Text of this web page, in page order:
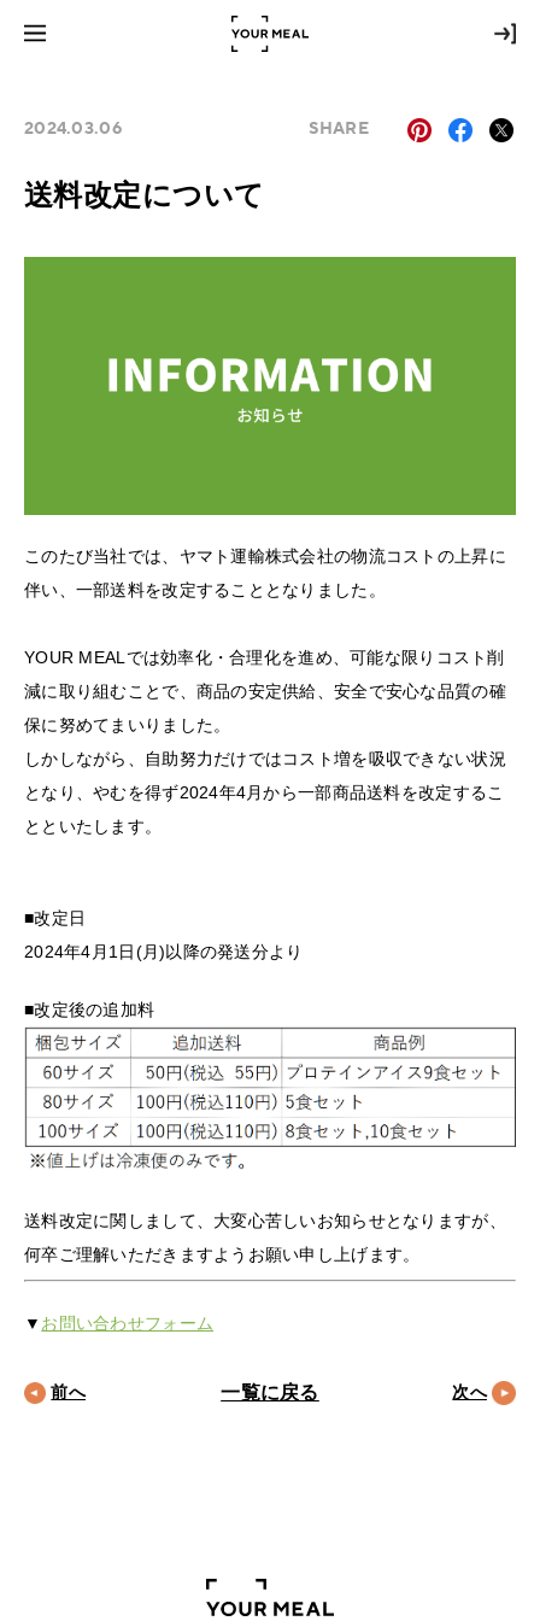
2024.03.06 SHARE
送料改定について
このたび当社では、ヤマト運輸株式会社の物流コストの上昇に
伴い、一部送料を改定することとなりました。
YOUR MEALでは効率化・合理化を進め、可能な限りコスト削
減に取り組むことで、商品の安定供給、安全で安心な品質の確
保に努めてまいりました。
しかしながら、自助努力だけではコスト増を吸収できない状況
となり、やむを得ず2024年4月から一部商品送料を改定するこ
とといたします。
■改定日
2024年4月1日(月)以降の発送分より
■改定後の追加料
送料改定に関しまして、大変心苦しいお知らせとなりますが、
何卒ご理解いただきますようお願い申し上げます。
▼ お問い合わせフォーム
前へ 一覧に戻る 次へ